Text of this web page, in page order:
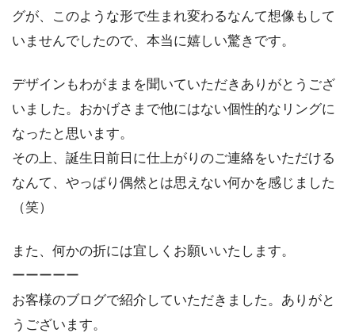
グが、このような形で生まれ変わるなんて想像もして
いませんでしたので、本当に嬉しい驚きです。
デザインもわがままを聞いていただきありがとうござ
いました。おかげさまで他にはない個性的なリングに
なったと思います。
その上、誕生日前日に仕上がりのご連絡をいただける
なんて、やっぱり偶然とは思えない何かを感じました
（笑）
また、何かの折には宜しくお願いいたします。
ーーーーー
お客様のブログで紹介していただきました。ありがと
うございます。